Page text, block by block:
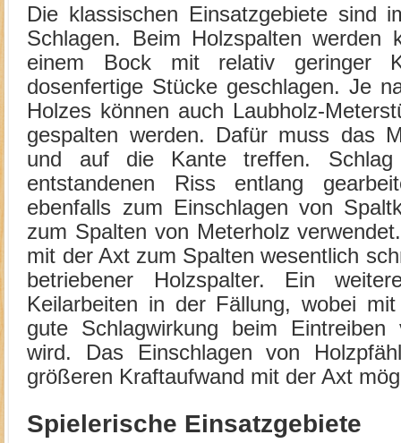
Die klassischen Einsatzgebiete sind
Schlagen. Beim Holzspalten werden
einem Bock mit relativ
dosenfertige Stücke geschlagen. Je
Holzes können auch Laubholz-
gespalten werden. Dafür muss das
und auf die Kante treffen.
entstandenen Riss entlang
ebenfalls zum Einschlagen von
zum Spalten von Meterholz
mit der Axt zum Spalten wesentlich
betriebener Holzspalter. Ein
Keilarbeiten in der Fällung, wobei
gute Schlagwirkung beim Eintreiben
wird. Das Einschlagen von
größeren Kraftaufwand mit der Axt
Spielerische Einsatzgebiete